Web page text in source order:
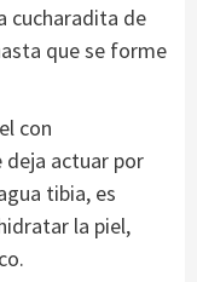
cucharadita de
que se forme
con
deja actuar por
tibia, es
la piel,